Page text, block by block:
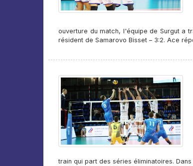
ouverture du match, l'équipe de Surgut a
résident de Samarovo Bisset – 3:2. Ace
train qui part des séries éliminatoires.